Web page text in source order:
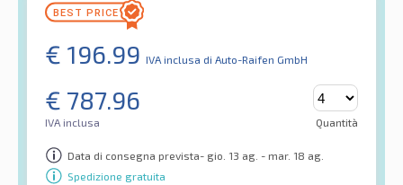
€ 196.99 IVA inclusa di Auto-Raifen GmbH
€ 787.96
IVA inclusa Quantità
Data di consegna prevista- gio. 13 ag. - mar. 18 ag.
Spedizione gratuita